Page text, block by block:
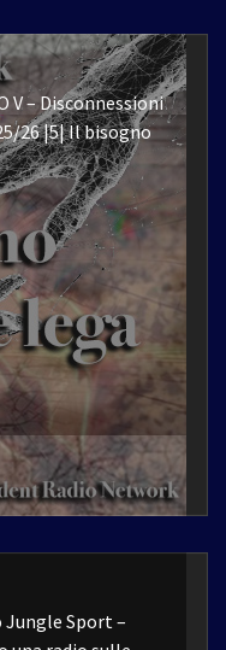
V – Disconnessioni
26 |5| Il bisogno
Jungle Sport –